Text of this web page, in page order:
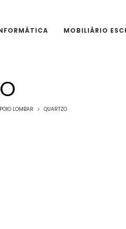
MOBILIÁRIO
LOMBAR QUARTZO